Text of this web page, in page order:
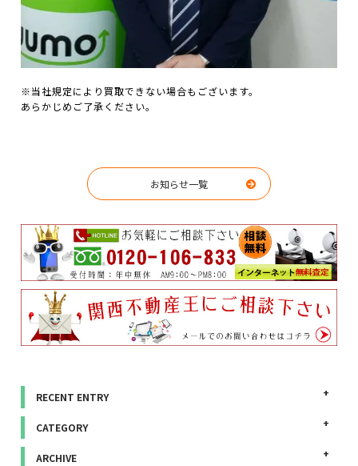
※当社規定により買取できない場合もございます。
あらかじめご了承ください。
お知らせ一覧
RECENT ENTRY
CATEGORY
ARCHIVE